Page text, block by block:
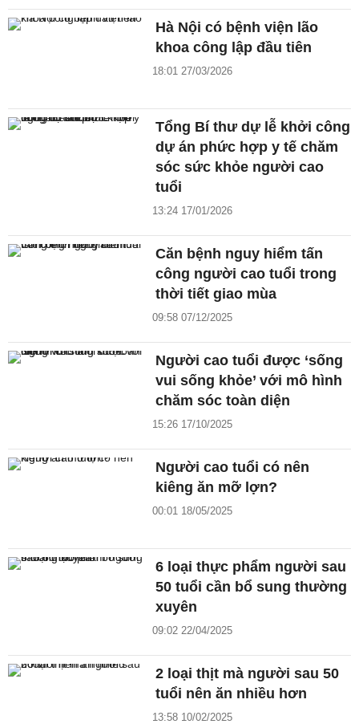
Hà Nội có bệnh viện lão
khoa công lập đầu tiên
18:01 27/03/2026
Tổng Bí thư dự lễ khởi công
dự án phức hợp y tế chăm
sóc sức khỏe người cao
tuổi
13:24 17/01/2026
Căn bệnh nguy hiểm tấn
công người cao tuổi trong
thời tiết giao mùa
09:58 07/12/2025
Người cao tuổi được ‘sống
vui sống khỏe’ với mô hình
chăm sóc toàn diện
15:26 17/10/2025
Người cao tuổi có nên
kiêng ăn mỡ lợn?
00:01 18/05/2025
6 loại thực phẩm người sau
50 tuổi cần bổ sung thường
xuyên
09:02 22/04/2025
2 loại thịt mà người sau 50
tuổi nên ăn nhiều hơn
13:58 10/02/2025